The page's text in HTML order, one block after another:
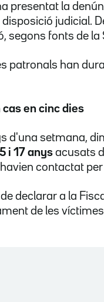
presentat la
judicial.
segons fonts de
patronals han
cas en cinc dies
d'una setmana,
i 17 anys acusats
contactat
declarar a la
de les